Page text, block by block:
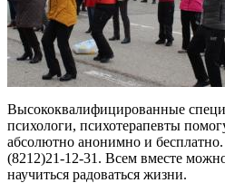
Высококвалифицированные
психологи, психотерапевты
абсолютно анонимно и
(8212)21-12-31. Всем вместе
научиться радоваться жизни.